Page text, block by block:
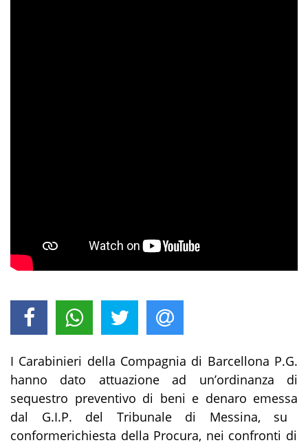
I Carabinieri della Compagnia di Barcellona P.G.
hanno dato attuazione ad un’ordinanza di
sequestro preventivo di beni e denaro emessa
dal G.I.P. del Tribunale di Messina, su
conformerichiesta della Procura, nei confronti di